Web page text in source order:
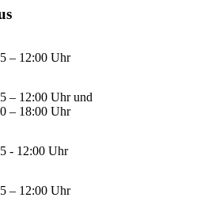
– 12:00 Uhr
– 12:00 Uhr und
– 18:00 Uhr
- 12:00 Uhr
– 12:00 Uhr